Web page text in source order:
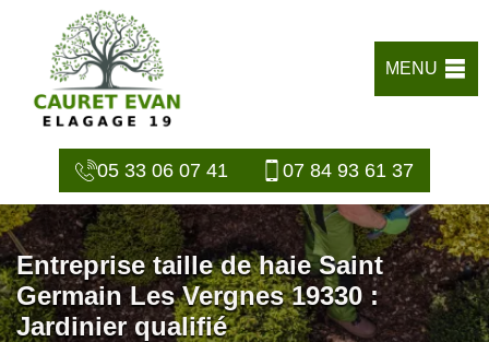
MENU
05 33 06 07 41 07 84 93 61 37
Entreprise taille de haie Saint
Germain Les Vergnes 19330 :
Jardinier qualifié